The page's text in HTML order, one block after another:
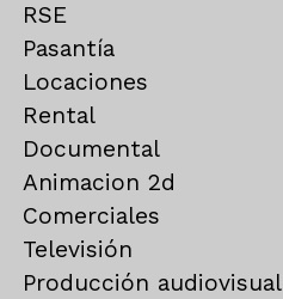
RSE
Pasantía
Locaciones
Rental
Documental
Animacion 2d
Comerciales
Televisión
Producción audiovisual